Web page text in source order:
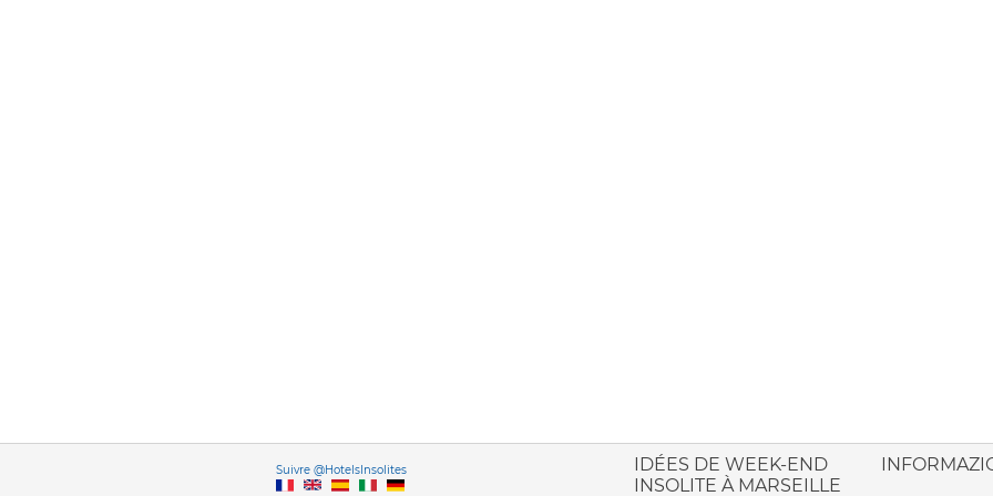
Suivre @HotelsInsolitesVersione italiana
IDÉES DE WEEK-END
INSOLITE À MARSEILLE